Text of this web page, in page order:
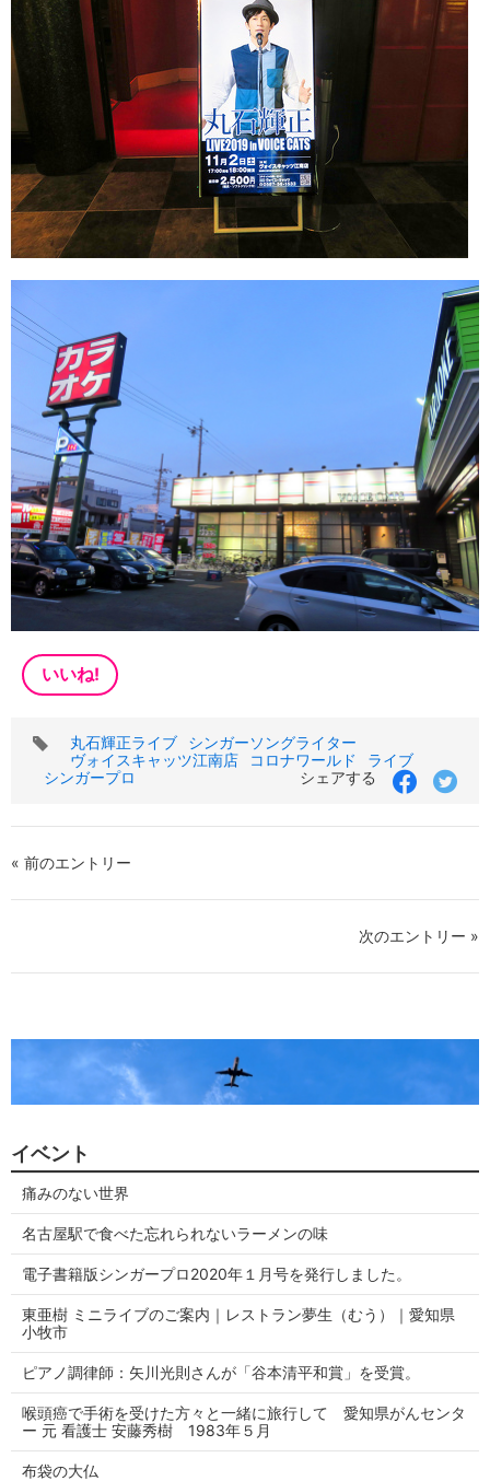
いいね!
タ
丸石輝正ライブ
シンガーソングライター
ヴォイスキャッツ江南店
コロナワールド
ライブ
シンガープロ
シェアする
« 前のエントリー
次のエントリー »
イベント
痛みのない世界
名古屋駅で食べた忘れられないラーメンの味
電子書籍版シンガープロ2020年１月号を発行しました。
東亜樹 ミニライブのご案内｜レストラン夢生（むう）｜愛知県
小牧市
ピアノ調律師：矢川光則さんが「谷本清平和賞」を受賞。
喉頭癌で手術を受けた方々と一緒に旅行して 愛知県がんセンタ
ー 元 看護士 安藤秀樹 1983年５月
布袋の大仏